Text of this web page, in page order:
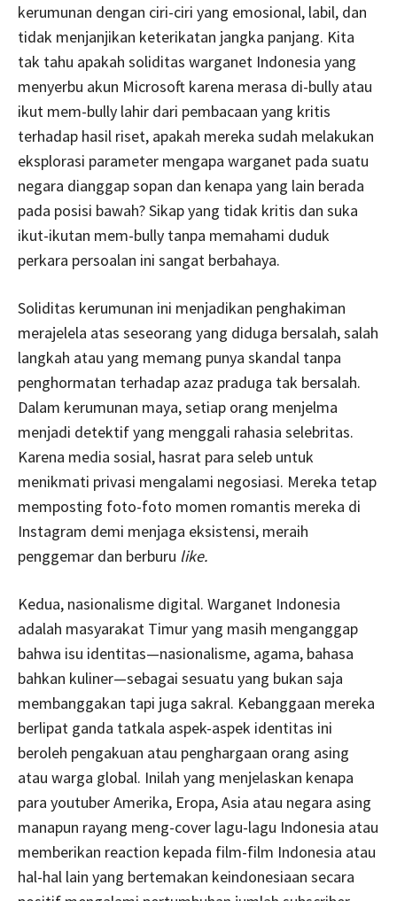
kerumunan dengan ciri-ciri yang emosional, labil, dan
tidak menjanjikan keterikatan jangka panjang. Kita
tak tahu apakah soliditas warganet Indonesia yang
menyerbu akun Microsoft karena merasa di-bully atau
ikut mem-bully lahir dari pembacaan yang kritis
terhadap hasil riset, apakah mereka sudah melakukan
eksplorasi parameter mengapa warganet pada suatu
negara dianggap sopan dan kenapa yang lain berada
pada posisi bawah? Sikap yang tidak kritis dan suka
ikut-ikutan mem-bully tanpa memahami duduk
perkara persoalan ini sangat berbahaya.
Soliditas kerumunan ini menjadikan penghakiman
merajelela atas seseorang yang diduga bersalah, salah
langkah atau yang memang punya skandal tanpa
penghormatan terhadap azaz praduga tak bersalah.
Dalam kerumunan maya, setiap orang menjelma
menjadi detektif yang menggali rahasia selebritas.
Karena media sosial, hasrat para seleb untuk
menikmati privasi mengalami negosiasi. Mereka tetap
memposting foto-foto momen romantis mereka di
Instagram demi menjaga eksistensi, meraih
penggemar dan berburu like.
Kedua, nasionalisme digital. Warganet Indonesia
adalah masyarakat Timur yang masih menganggap
bahwa isu identitas—nasionalisme, agama, bahasa
bahkan kuliner—sebagai sesuatu yang bukan saja
membanggakan tapi juga sakral. Kebanggaan mereka
berlipat ganda tatkala aspek-aspek identitas ini
beroleh pengakuan atau penghargaan orang asing
atau warga global. Inilah yang menjelaskan kenapa
para youtuber Amerika, Eropa, Asia atau negara asing
manapun rayang meng-cover lagu-lagu Indonesia atau
memberikan reaction kepada film-film Indonesia atau
hal-hal lain yang bertemakan keindonesiaan secara